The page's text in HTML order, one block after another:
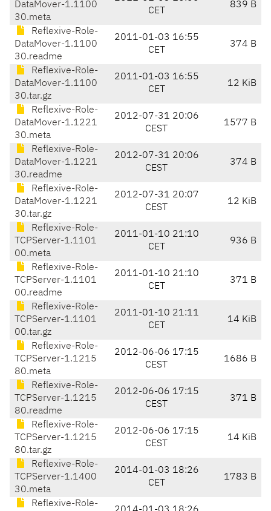
DataMover-1.1100
30.meta
CET
839 B
Reflexive-Role-
DataMover-1.1100
30.readme
2011-01-03 16:55
CET
374 B
Reflexive-Role-
DataMover-1.1100
30.tar.gz
2011-01-03 16:55
CET
12 KiB
Reflexive-Role-
DataMover-1.1221
30.meta
2012-07-31 20:06
CEST
1577 B
Reflexive-Role-
DataMover-1.1221
30.readme
2012-07-31 20:06
CEST
374 B
Reflexive-Role-
DataMover-1.1221
30.tar.gz
2012-07-31 20:07
CEST
12 KiB
Reflexive-Role-
TCPServer-1.1101
00.meta
2011-01-10 21:10
CET
936 B
Reflexive-Role-
TCPServer-1.1101
00.readme
2011-01-10 21:10
CET
371 B
Reflexive-Role-
TCPServer-1.1101
00.tar.gz
2011-01-10 21:11
CET
14 KiB
Reflexive-Role-
TCPServer-1.1215
80.meta
2012-06-06 17:15
CEST
1686 B
Reflexive-Role-
TCPServer-1.1215
80.readme
2012-06-06 17:15
CEST
371 B
Reflexive-Role-
TCPServer-1.1215
80.tar.gz
2012-06-06 17:15
CEST
14 KiB
Reflexive-Role-
TCPServer-1.1400
30.meta
2014-01-03 18:26
CET
1783 B
Reflexive-Role-